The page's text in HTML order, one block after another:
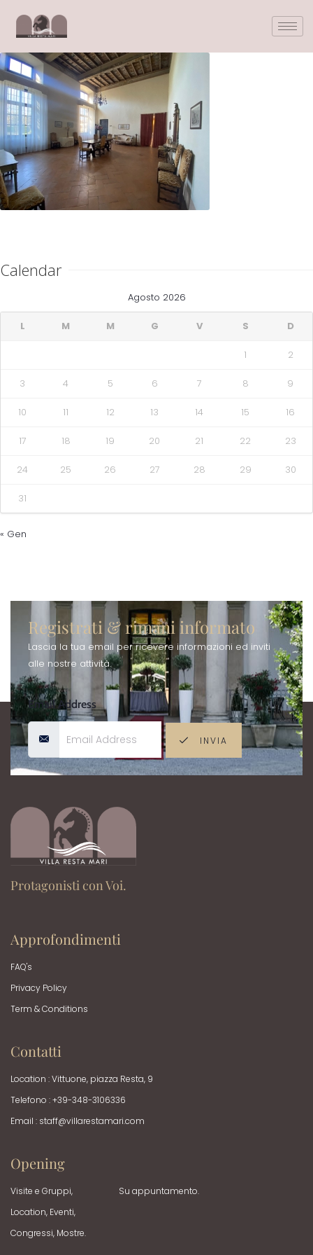
Calendar
Agosto 2026
L M M G V S D
1 2
3 4 5 6 7 8 9
10 11 12 13 14 15 16
17 18 19 20 21 22 23
24 25 26 27 28 29 30
31
« Gen
Registrati & rimani informato
Lascia la tua email per ricevere informazioni ed inviti
alle nostre attività.
Email Address
INVIA
Protagonisti con Voi.
Approfondimenti
FAQ's
Privacy Policy
Term & Conditions
Contatti
Location : Vittuone, piazza Resta, 9
Telefono : +39-348-3106336
Email : staff@villarestamari.com
Opening
Visite e Gruppi,
Location, Eventi,
Congressi, Mostre.
Su appuntamento.